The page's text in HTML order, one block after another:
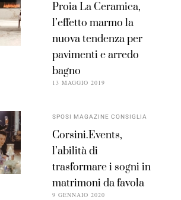
Proia La Ceramica,
l’effetto marmo la
nuova tendenza per
pavimenti e arredo
bagno
13 MAGGIO 2019
SPOSI MAGAZINE CONSIGLIA
Corsini.Events,
l’abilità di
trasformare i sogni in
matrimoni da favola
9 GENNAIO 2020